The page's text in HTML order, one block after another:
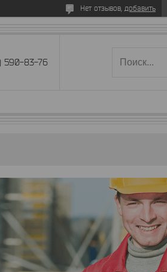
Нет отзывов, добавить
590-83-76